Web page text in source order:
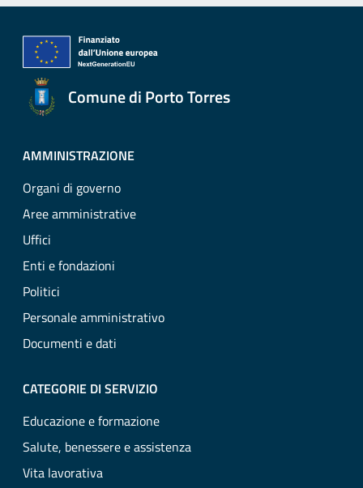
Comune di Porto Torres
AMMINISTRAZIONE
Organi di governo
Aree amministrative
Uffici
Enti e fondazioni
Politici
Personale amministrativo
Documenti e dati
CATEGORIE DI SERVIZIO
Educazione e formazione
Salute, benessere e assistenza
Vita lavorativa